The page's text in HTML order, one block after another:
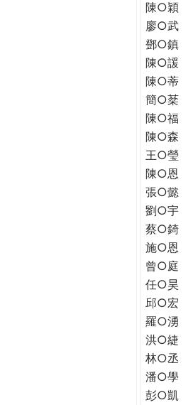
陳○穎
廖○武
鄧○鎮
陳○諼
陳○蒂
簡○棻
陳○福
陳○森
王○瑩
陳○恩
張○懿
劉○宇
蔡○錡
施○恩
曾○庭
任○昊
邱○宏
羅○湧
洪○緁
林○丞
潘○學
彭○凱